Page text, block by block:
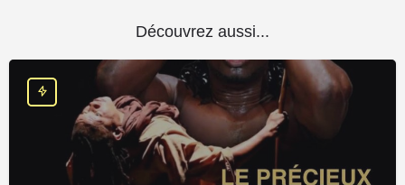
Découvrez aussi...